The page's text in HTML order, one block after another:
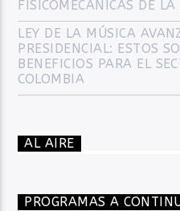
FISICOMECÁNICAS DE
LEY DE LA MÚSICA
PRESIDENCIAL: ESTOS
BENEFICIOS PARA EL
COLOMBIA
AL AIRE
PROGRAMAS A